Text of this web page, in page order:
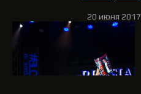
20 июня 2017